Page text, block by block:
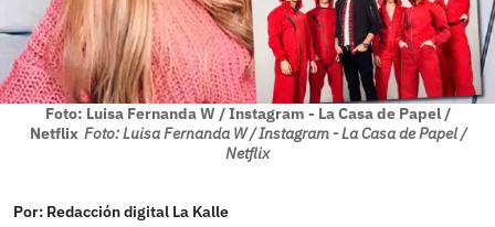
Foto: Luisa Fernanda W / Instagram - La Casa de Papel /
Netflix Foto: Luisa Fernanda W / Instagram - La Casa de Papel /
Netflix
Por: Redacción digital La Kalle